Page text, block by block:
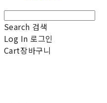
Search 검색
Log In 로그인
Cart장바구니